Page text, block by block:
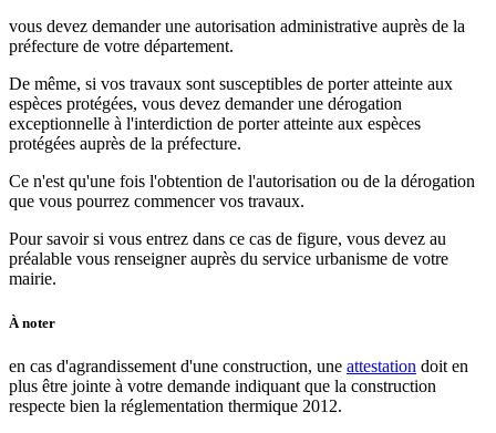
vous devez demander une autorisation administrative auprès de la
préfecture de votre département.
De même, si vos travaux sont susceptibles de porter atteinte aux
espèces protégées, vous devez demander une dérogation
exceptionnelle à l'interdiction de porter atteinte aux espèces
protégées auprès de la préfecture.
Ce n'est qu'une fois l'obtention de l'autorisation ou de la dérogation
que vous pourrez commencer vos travaux.
Pour savoir si vous entrez dans ce cas de figure, vous devez au
préalable vous renseigner auprès du service urbanisme de votre
mairie.
À noter
en cas d'agrandissement d'une construction, une attestation doit en
plus être jointe à votre demande indiquant que la construction
respecte bien la réglementation thermique 2012.